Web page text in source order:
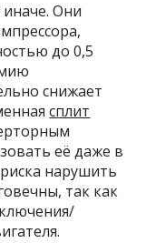
Они
до 0,5
снижает
сплит
её даже в
нарушить
так как